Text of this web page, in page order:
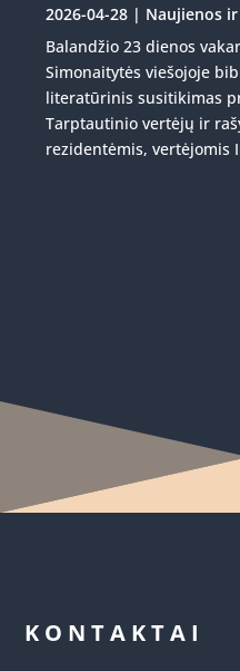
2026-04-28 | Naujienos
Balandžio 23 dienos
Simonaitytės viešojoje
literatūrinis susitikimas
Tarptautinio vertėjų ir
rezidentėmis, vertėjomis
KONTAKTAI